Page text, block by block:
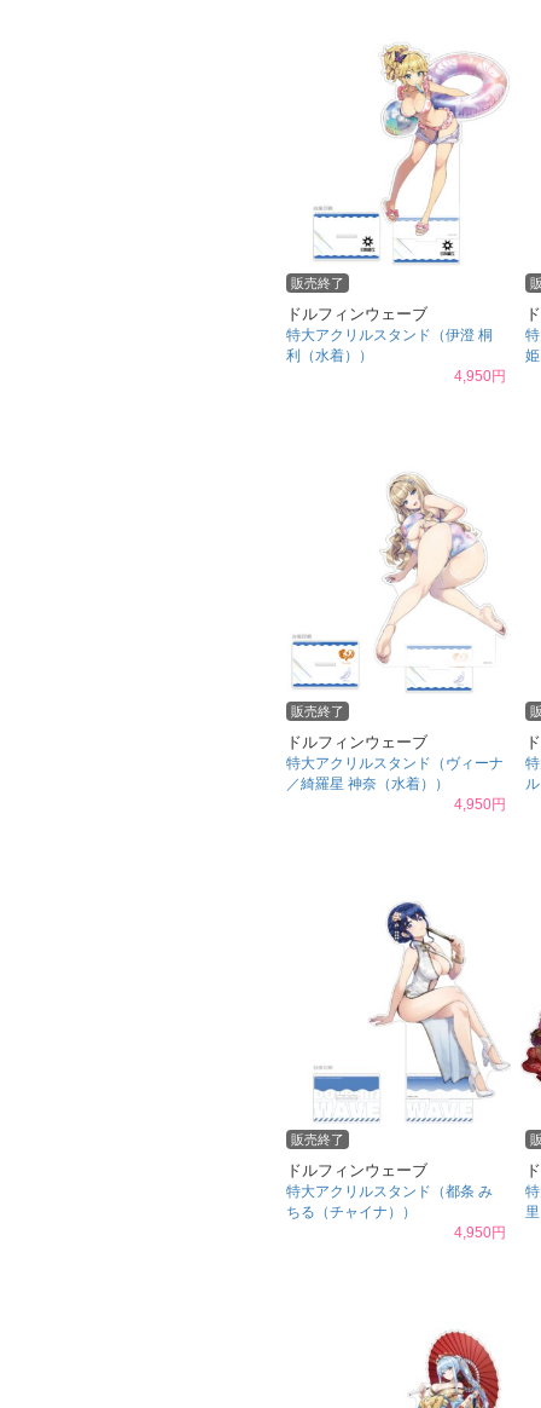
販売終了
ドルフィンウェーブ
特大アクリルスタンド（伊澄 桐
利（水着））
4,950円
販売終了
ドルフィンウェーブ
特大アクリルスタンド（ヴィーナ
／綺羅星 神奈（水着））
4,950円
販売終了
ドルフィンウェーブ
特大アクリルスタンド（都条 み
ちる（チャイナ））
4,950円